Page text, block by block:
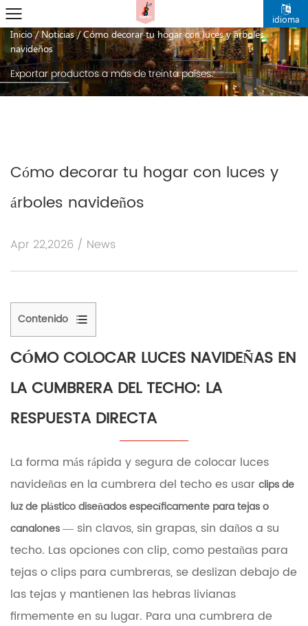
idioma
noticias
Inicio/Noticias/Cómo decorar tu hogar con luces y árboles
navideños
Exportar productos a más de treinta países.
Cómo decorar tu hogar con luces y
árboles navideños
Apr 22,2026 / News
Contenido
1
Cómo
colocar
luces
navideñas
la
techo:
la
directa
1.1
a
paso:
Colocación
de
luces
CÓMO COLOCAR LUCES NAVIDEÑAS EN
LA CUMBRERA DEL TECHO: LA
RESPUESTA DIRECTA
La forma más rápida y segura de colocar luces
navideñas en la cumbrera del techo es usar clips de
luz de plástico diseñados específicamente para tejas o
canalones— sin clavos, sin grapas, sin daños a su
techo. Las opciones con clip, como pestañas para
tejas o clips para cumbreras, se deslizan debajo de
las tejas y mantienen las hebras livianas
firmemente en su lugar. Para una cumbrera de